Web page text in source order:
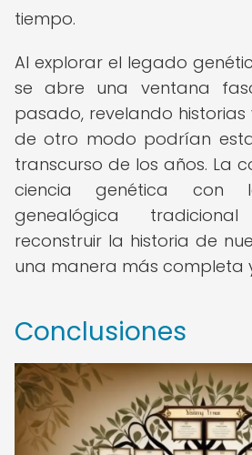
tiempo.
Al explorar el legado
se abre una ventana
pasado, revelando historias
de otro modo podrían
transcurso de los años. La
ciencia genética con
genealógica
reconstruir la historia de
una manera más completa
Conclusiones